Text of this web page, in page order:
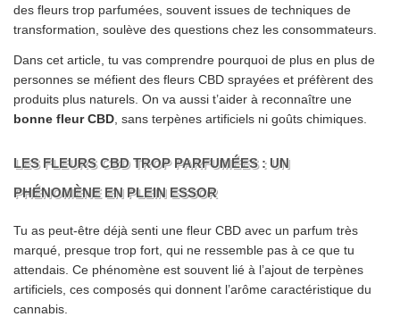
des fleurs trop parfumées, souvent issues de techniques de
transformation, soulève des questions chez les consommateurs.
Dans cet article, tu vas comprendre pourquoi de plus en plus de
personnes se méfient des fleurs CBD sprayées et préfèrent des
produits plus naturels. On va aussi t’aider à reconnaître une
bonne fleur CBD , sans terpènes artificiels ni goûts chimiques.
LES FLEURS CBD TROP PARFUMÉES : UN
PHÉNOMÈNE EN PLEIN ESSOR
Tu as peut-être déjà senti une fleur CBD avec un parfum très
marqué, presque trop fort, qui ne ressemble pas à ce que tu
attendais. Ce phénomène est souvent lié à l’ajout de terpènes
artificiels, ces composés qui donnent l’arôme caractéristique du
cannabis.